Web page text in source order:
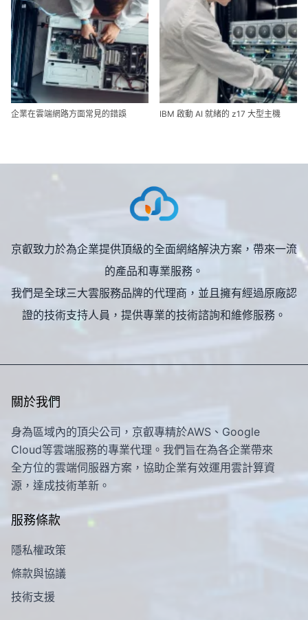
企業在雲端網路方面常見的錯誤 IBM 啟動 AI 就緒的 z17 大型主機
京叡致力於為企業提供頂級的全面網絡解決方案，帶來一流
的產品和專業服務。
我們是全球三大雲服務品牌的代理商，並且擁有經過原廠認
證的技術支持人員，提供專業的技術諮詢和維修服務。
關於我們
身為區域內的頂尖公司，京叡專精於AWS、Google
Cloud等雲端服務的專業代理。我們旨在為各企業帶來
全方位的雲端伺服器方案，協助企業有效運用雲計算資
源，達成技術革新。
服務條款
隱私權政策
條款與協議
技術支援